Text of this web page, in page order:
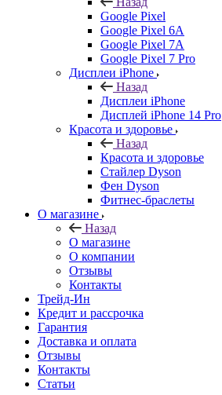
Google Pixel
Google Pixel 6A
Google Pixel 7А
Google Pixel 7 Pro
Дисплеи iPhone
Назад
Дисплеи iPhone
Дисплей iPhone 14 Pro
Красота и здоровье
Назад
Красота и здоровье
Стайлер Dyson
Фен Dyson
Фитнес-браслеты
О магазине
Назад
О магазине
О компании
Отзывы
Контакты
Трейд-Ин
Кредит и рассрочка
Гарантия
Доставка и оплата
Отзывы
Контакты
Статьи